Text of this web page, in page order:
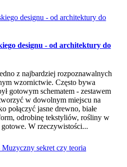
designu - od architektury do
z najbardziej rozpoznawalnych
wzornictwie. Często bywa
gotowym schematem - zestawem
w dowolnym miejscu na
połączyć jasne drewno, białe
odrobinę tekstyliów, rośliny w
W rzeczywistości...